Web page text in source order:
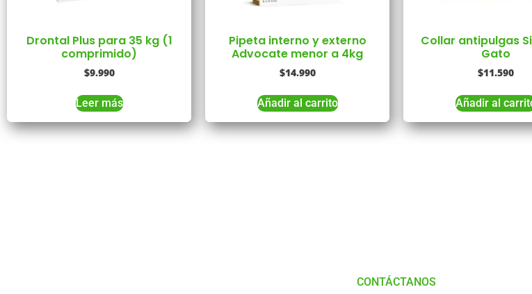
Drontal Plus para 35 kg (1
comprimido)
$9.990
Leer más
Pipeta interno y externo
Advocate menor a 4kg
$14.990
Añadir al carrito
Collar antipulgas
Gato
$11.590
Añadir al
CONTÁCTANOS